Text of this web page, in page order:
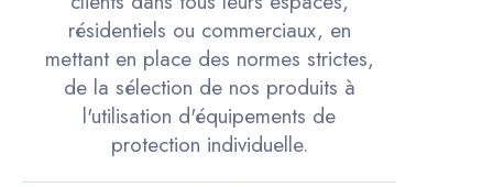
résidentiels ou commerciaux, en
mettant en place des normes strictes,
de la sélection de nos produits à
l'utilisation d'équipements de
protection individuelle.